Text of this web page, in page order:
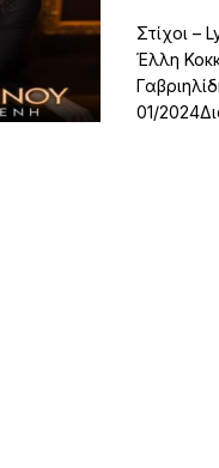
Στίχοι –
Έλλη
01/